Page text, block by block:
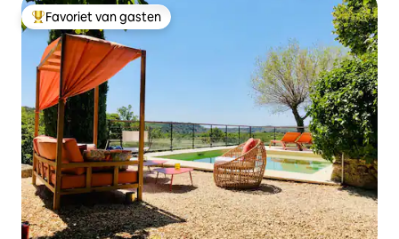
Topfavoriet van gasten
Favoriet van gasten